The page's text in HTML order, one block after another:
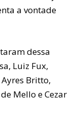
a vontade
dessa
Luiz Fux,
Britto,
Mello e Cezar